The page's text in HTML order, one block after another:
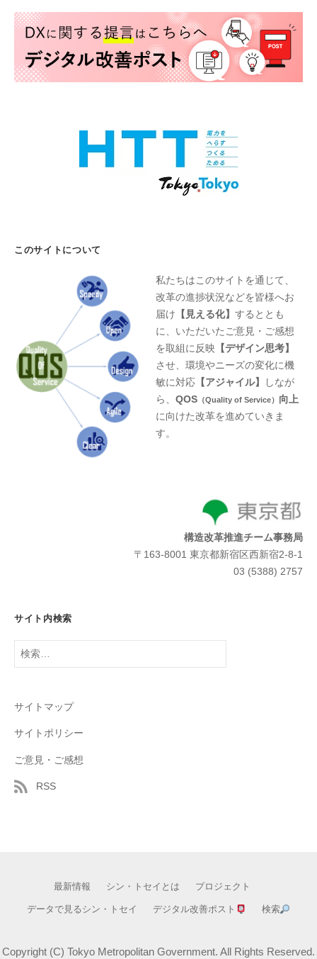
このサイトについて
私たちはこのサイトを通じて、
改革の進捗状況などを皆様へお
届け 【見える化】するととも
に、いただいたご意見・ご感想
を取組に反映 【デザイン思考】
させ、環境やニーズの変化に機
敏に対応 【アジャイル】
しなが
ら、QOS （Quality of Service） 向上
に向けた改革を進めていきま
す。
構造改革推進チーム事務局
〒163-8001 東京都新宿区西新宿2-8-1
03 (5388) 2757
サイト内検索
検
索:
サイトマップ
サイトポリシー
ご意見・ご感想
RSS
最新情報 シン・トセイとは プロジェクト
データで見るシン・トセイ デジタル改善ポスト 検索
Copyright (C) Tokyo Metropolitan Government. All Rights Reserved.